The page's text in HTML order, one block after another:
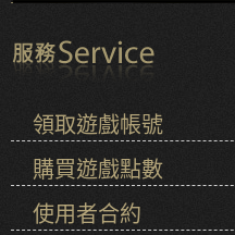
領取遊戲帳號
購買遊戲點數
使用者合約